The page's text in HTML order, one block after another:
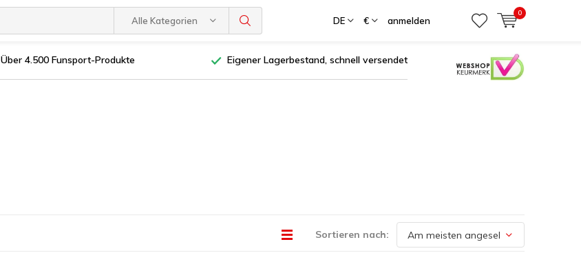
Alle Kategorien DE € anmelden
0
Über 4.500 Funsport-Produkte Eigener Lagerbestand, schnell versendet
Sortieren nach: